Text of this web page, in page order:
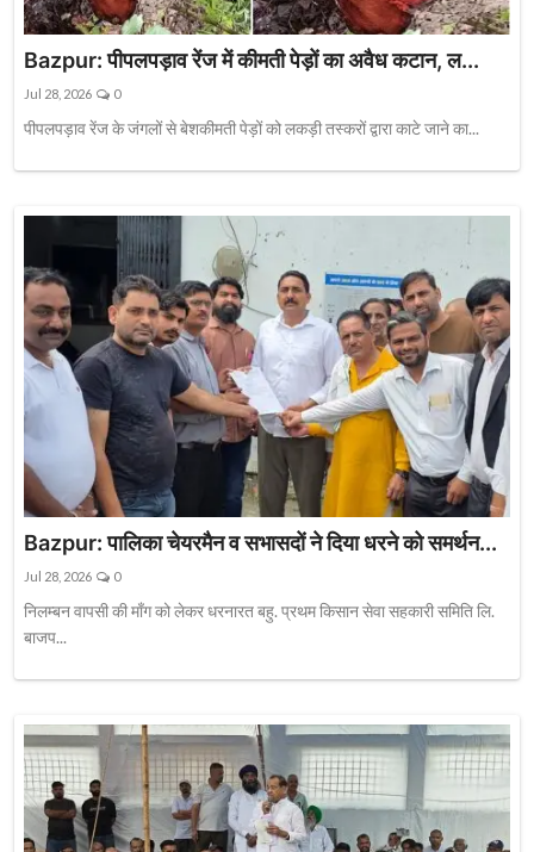
Bazpur: पीपलपड़ाव रेंज में कीमती पेड़ों का अवैध कटान, ल...
Jul 28, 2026 0
पीपलपड़ाव रेंज के जंगलों से बेशकीमती पेड़ों को लकड़ी तस्करों द्वारा काटे जाने का...
Bazpur: पालिका चेयरमैन व सभासदों ने दिया धरने को समर्थन...
Jul 28, 2026 0
निलम्बन वापसी की माँग को लेकर धरनारत बहु. प्रथम किसान सेवा सहकारी समिति लि.
बाजप...